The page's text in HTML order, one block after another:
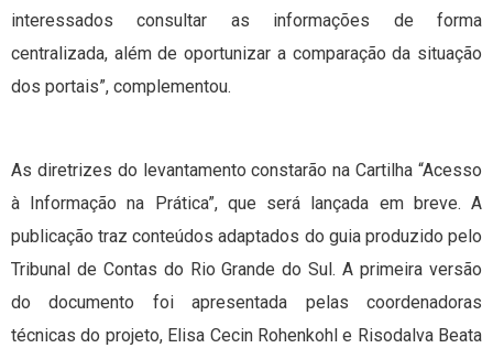
interessados consultar as informações de forma
centralizada, além de oportunizar a comparação da situação
dos portais”, complementou.
As diretrizes do levantamento constarão na Cartilha “Acesso
à Informação na Prática”, que será lançada em breve. A
publicação traz conteúdos adaptados do guia produzido pelo
Tribunal de Contas do Rio Grande do Sul. A primeira versão
do documento foi apresentada pelas coordenadoras
técnicas do projeto, Elisa Cecin Rohenkohl e Risodalva Beata